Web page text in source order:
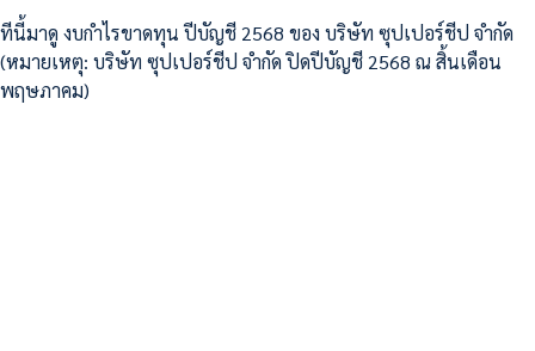
ทีนี้มาดู งบกำไรขาดทุน ปีบัญชี 2568 ของ บริษัท ซุปเปอร์ชีป จำกัด
(หมายเหตุ: บริษัท ซุปเปอร์ชีป จำกัด ปิดปีบัญชี 2568 ณ สิ้นเดือน
พฤษภาคม)